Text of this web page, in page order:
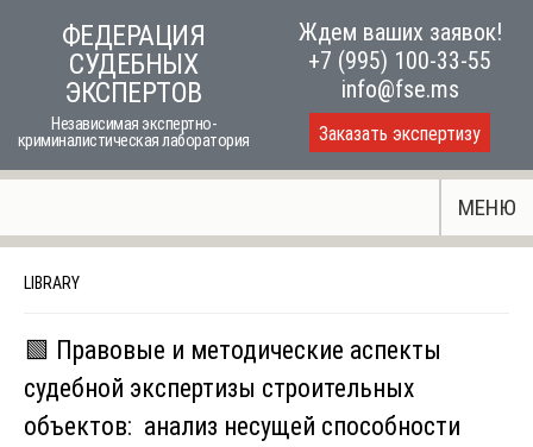
ФЕДЕРАЦИЯ
СУДЕБНЫХ
ЭКСПЕРТОВ
Независимая экспертно-
криминалистическая лаборатория
Ждем ваших заявок!
+7 (995) 100-33-55
info@fse.ms
Заказать экспертизу
МЕНЮ
LIBRARY
🟩 Правовые и методические аспекты
судебной экспертизы строительных
объектов: анализ несущей способности